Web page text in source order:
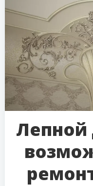
Лепной